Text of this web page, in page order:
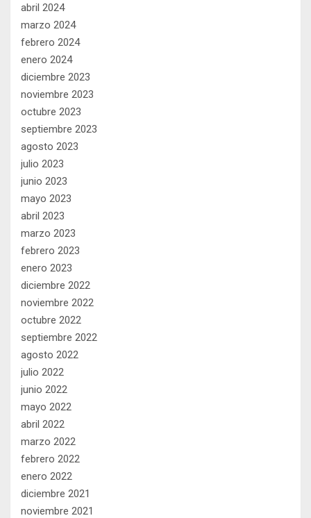
abril 2024
marzo 2024
febrero 2024
enero 2024
diciembre 2023
noviembre 2023
octubre 2023
septiembre 2023
agosto 2023
julio 2023
junio 2023
mayo 2023
abril 2023
marzo 2023
febrero 2023
enero 2023
diciembre 2022
noviembre 2022
octubre 2022
septiembre 2022
agosto 2022
julio 2022
junio 2022
mayo 2022
abril 2022
marzo 2022
febrero 2022
enero 2022
diciembre 2021
noviembre 2021